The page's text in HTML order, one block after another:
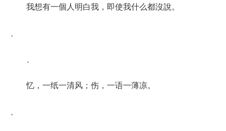
我想有一個人明白我，即使我什么都沒說。
、
、
忆，一纸一清风；伤，一语一薄凉。
、